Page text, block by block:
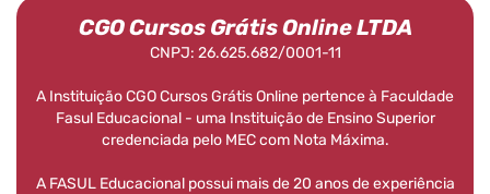
CGO Cursos Grátis Online LTDA
CNPJ: 26.625.682/0001-11
A Instituição CGO Cursos Grátis Online pertence à Faculdade
Fasul Educacional - uma Instituição de Ensino Superior
credenciada pelo MEC com Nota Máxima.
A FASUL Educacional possui mais de 20 anos de experiência